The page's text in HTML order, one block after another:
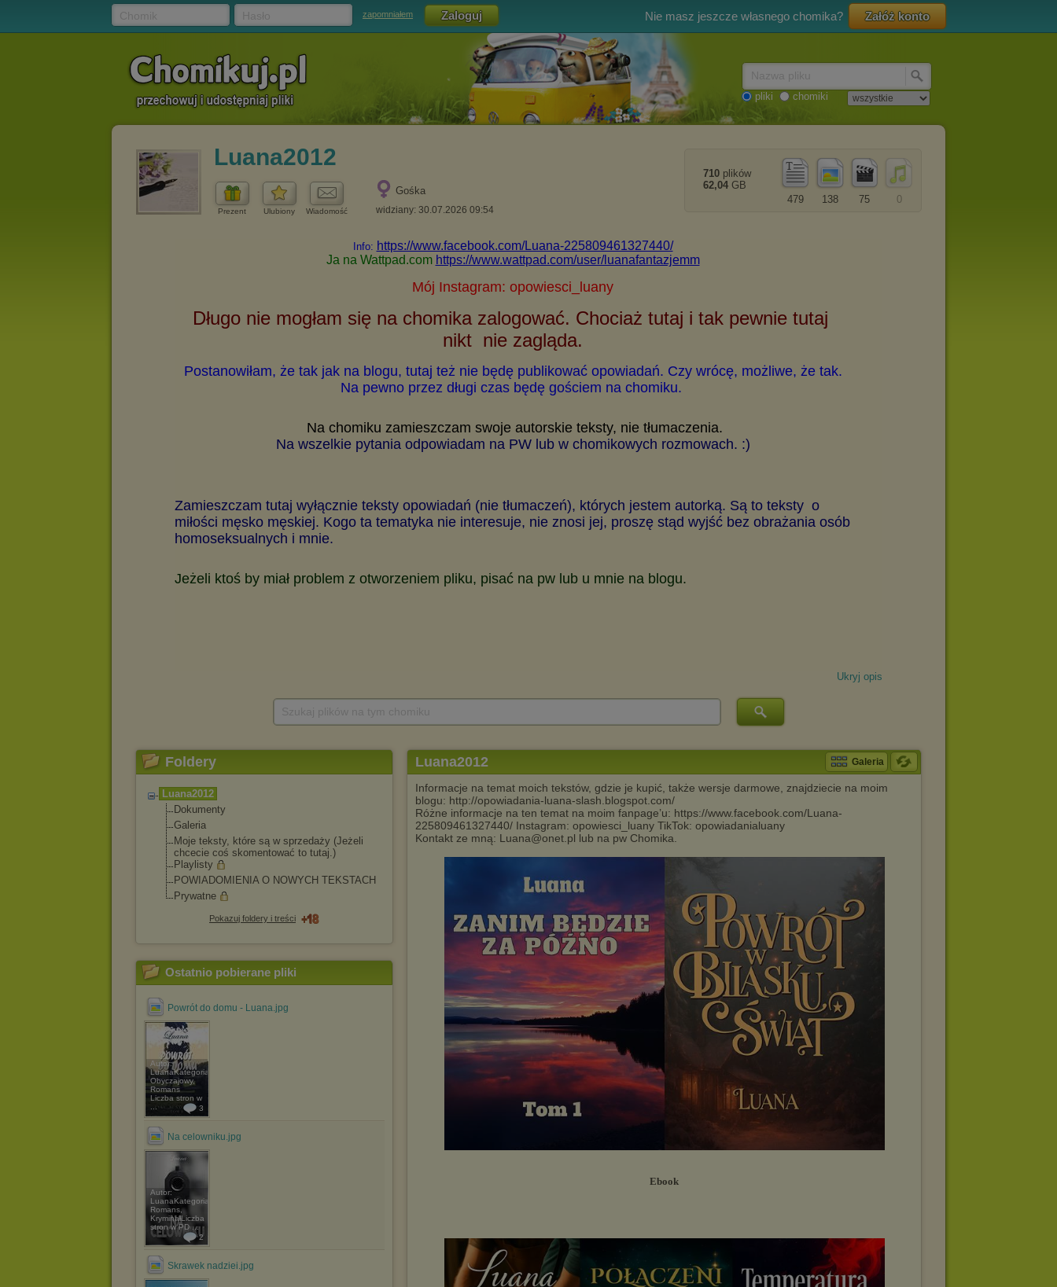
zapomniałem Nie masz jeszcze własnego chomika? Załóż konto
pliki chomiki
Luana2012
Prezent Ulubiony Wiadomość
Gośka
widziany: 30.07.2026 09:54
0
75
138
479
710 plików
62,04 GB
Ukryj opis
Foldery
Luana2012
Dokumenty
Galeria
Moje teksty, które są w sprzedaży (Jeżeli
chcecie coś skomentować to tutaj.)
Playlisty
POWIADOMIENIA O NOWYCH TEKSTACH
Prywatne
Pokazuj foldery i treści
Ostatnio pobierane pliki
Powrót do domu - Luana.jpg
Autor:
LuanaKategoria:
Obyczajowy,
Romans
Liczba stron w
3
Na celowniku.jpg
Autor:
LuanaKategoria:
Romans,
KryminałLiczba
stron w PD ...
2
Skrawek nadziei.jpg
Luana2012 Galeria
Informacje na temat moich tekstów, gdzie je kupić, także wersje darmowe, znajdziecie na moim
blogu: http://opowiadania-luana-slash.blogspot.com/
Różne informacje na ten temat na moim fanpage’u: https://www.facebook.com/Luana-
225809461327440/ Instagram: opowiesci_luany TikTok: opowiadanialuany
Kontakt ze mną: Luana@onet.pl lub na pw Chomika.
Ebook